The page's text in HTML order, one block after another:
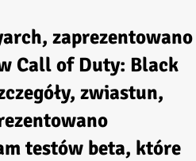
zaprezentowano
Call of Duty: Black
zwiastun,
testów beta, które